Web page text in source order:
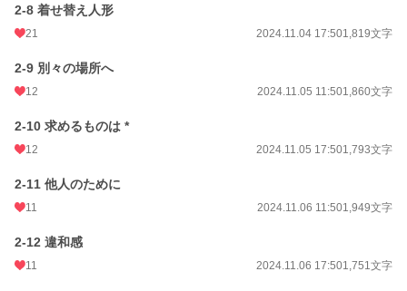
2-8 着せ替え人形
21 2024.11.04 17:501,819文字
2-9 別々の場所へ
12 2024.11.05 11:501,860文字
2-10 求めるものは *
12 2024.11.05 17:501,793文字
2-11 他人のために
11 2024.11.06 11:501,949文字
2-12 違和感
11 2024.11.06 17:501,751文字